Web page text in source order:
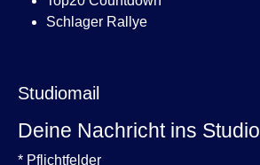
Schlager Rallye
Studiomail
Deine Nachricht ins Studio
* Pflichtfelder